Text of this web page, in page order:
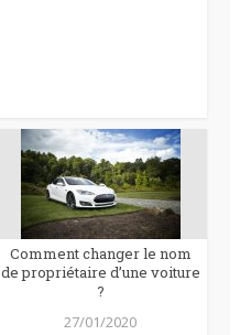
Comment changer le nom
de propriétaire d’une voiture
?
27/01/2020